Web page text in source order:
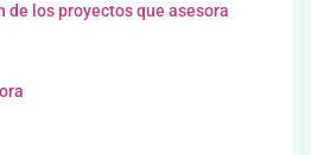
de los proyectos que asesora